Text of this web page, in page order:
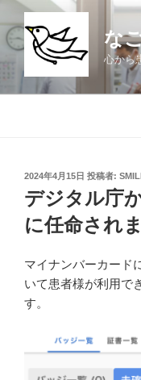
ン
テ
な
心から
投
稿
日:
2024年4月15日 投稿者:
デジタル庁
に任命され
マイナンバーカード
いて患者様が利用で
す。